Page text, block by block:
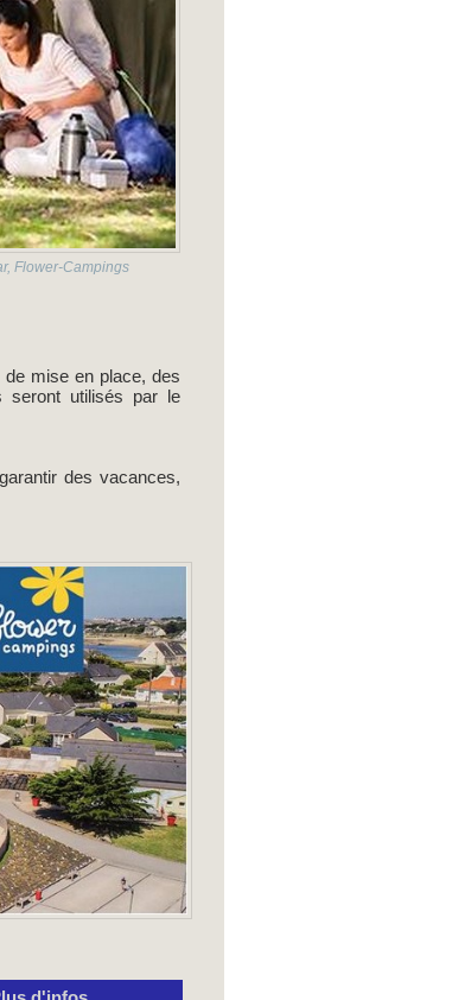
Flower-Campings
de mise en place, des
seront utilisés par le
des vacances,